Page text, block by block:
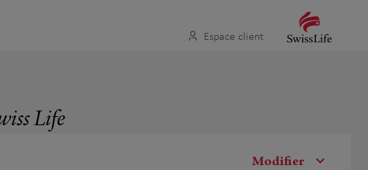
Espace client
Life
Modifier